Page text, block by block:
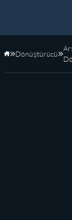
Anasayfa
Dönüştürücü